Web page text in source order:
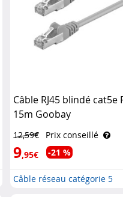
Câble RJ45 blindé cat5e
15m Goobay
12,59€ Prix conseillé
9,95€ -21 %
Câble réseau catégorie 5